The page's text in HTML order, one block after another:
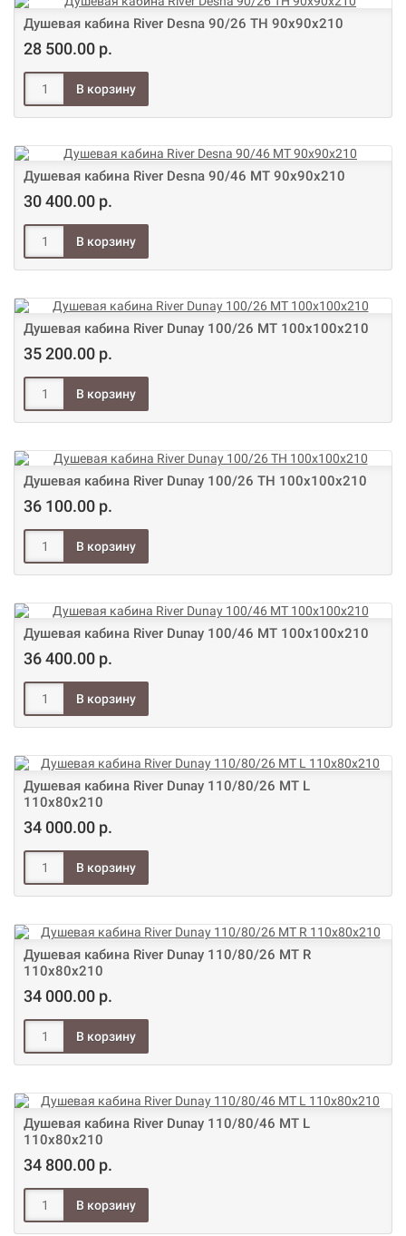
Душевая кабина River Desna 90/26 ТH 90х90х210
28 500.00 р.
Душевая кабина River Desna 90/46 МТ 90х90х210
30 400.00 р.
Душевая кабина River Dunay 100/26 МТ 100х100х210
35 200.00 р.
Душевая кабина River Dunay 100/26 ТН 100х100х210
36 100.00 р.
Душевая кабина River Dunay 100/46 МТ 100х100х210
36 400.00 р.
Душевая кабина River Dunay 110/80/26 МТ L
110х80х210
34 000.00 р.
Душевая кабина River Dunay 110/80/26 МТ R
110х80х210
34 000.00 р.
Душевая кабина River Dunay 110/80/46 МТ L
110х80х210
34 800.00 р.